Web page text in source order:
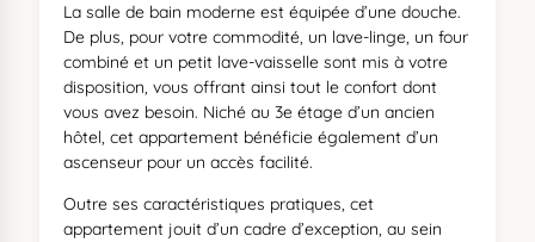
La salle de bain moderne est équipée d’une douche.
De plus, pour votre commodité, un lave-linge, un four
combiné et un petit lave-vaisselle sont mis à votre
disposition, vous offrant ainsi tout le confort dont
vous avez besoin. Niché au 3e étage d’un ancien
hôtel, cet appartement bénéficie également d’un
ascenseur pour un accès facilité.
Outre ses caractéristiques pratiques, cet
appartement jouit d’un cadre d’exception, au sein